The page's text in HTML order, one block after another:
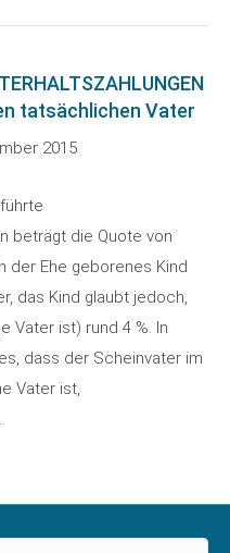
tatsächlichen Vater
2015
beträgt die Quote von
der Ehe geborenes Kind
das Kind glaubt jedoch,
Vater ist) rund 4 %. In
dass der Scheinvater im
Vater ist,